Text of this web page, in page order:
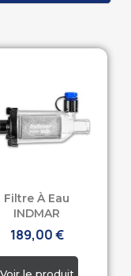
Filtre À Eau
INDMAR
189,00 €